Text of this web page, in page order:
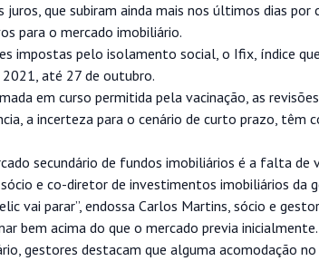
que subiram ainda mais nos últimos dias por
para o mercado imobiliário.
impostas pelo isolamento social, o Ifix, índice
até 27 de outubro.
em curso permitida pela vacinação, as
a incerteza para o cenário de curto prazo, têm
secundário de fundos imobiliários é a falta de
e co-diretor de investimentos imobiliários da
vai parar”, endossa Carlos Martins, sócio e
bem acima do que o mercado previa inicialmente.
gestores destacam que alguma acomodação